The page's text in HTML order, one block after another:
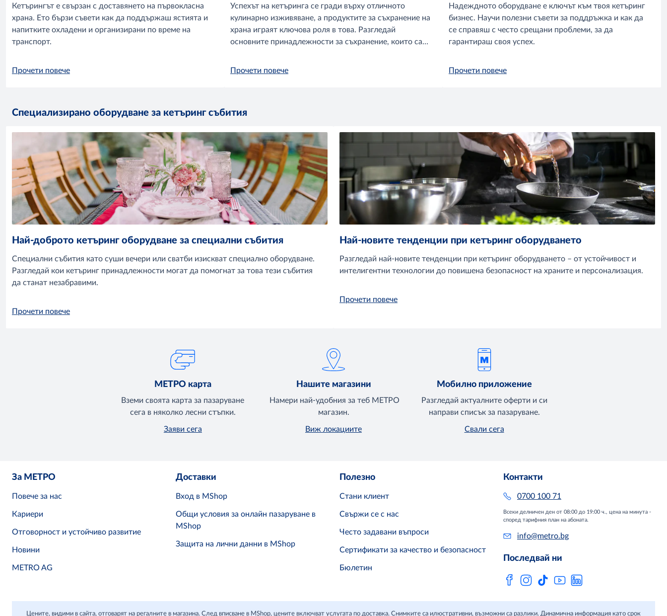
Кетърингът е свързан с доставянето на първокласна
храна. Ето бързи съвети как да поддържаш ястията и
напитките охладени и организирани по време на
транспорт.
Прочети повече
Успехът на кетъринга се гради върху отличното
кулинарно изживяване, а продуктите за съхранение на
храна играят ключова роля в това. Разгледай
основните принадлежности за съхранение, които са
Прочети повече
Надеждното оборудване е ключът към твоя кетъринг
бизнес. Научи полезни съвети за поддръжка и как да
се справяш с често срещани проблеми, за да
гарантираш своя успех.
Прочети повече
Специализирано оборудване за кетъринг събития
Най-доброто кетъринг оборудване за специални събития
Специални събития като суши вечери или сватби изискват специално оборудване.
Разгледай кои кетъринг принадлежности могат да помогнат за това тези събития
да станат незабравими.
Прочети повече
Най-новите тенденции при кетъринг оборудването
Разгледай най-новите тенденции при кетъринг оборудването – от устойчивост и
интелигентни технологии до повишена безопасност на храните и персонализация.
Прочети повече
МЕТРО карта
Вземи своята карта за пазаруване
сега в няколко лесни стъпки.
Заяви сега
Нашите магазини
Намери най-удобния за теб МЕТРО
магазин.
Виж локациите
Мобилно приложение
Разгледай актуалните оферти и си
направи списък за пазаруване.
Свали сега
За МЕТРО
Повече за нас
Кариери
Отговорност и устойчиво развитие
Новини
METRO AG
Доставки
Вход в MShop
Общи условия за онлайн пазаруване в
MShop
Защита на лични данни в MShop
Полезно
Стани клиент
Свържи се с нас
Често задавани въпроси
Сертификати за качество и безопасност
Бюлетин
Контакти
0700 100 71
Всеки делничен ден от 08:00 до 19:00 ч., цена на минута -
според тарифния план на абоната.
info@metro.bg
Последвай ни
Цените, видими в сайта, отговарят на регалните в магазина. След вписване в MShop, цените включват услугата по доставка. Снимките са илюстративни, възможни са разлики. Динамична информация като срок